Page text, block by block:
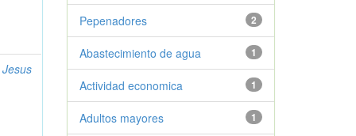
2
Pepenadores
1
Abastecimiento de agua
1
Actividad economica
1
Adultos mayores